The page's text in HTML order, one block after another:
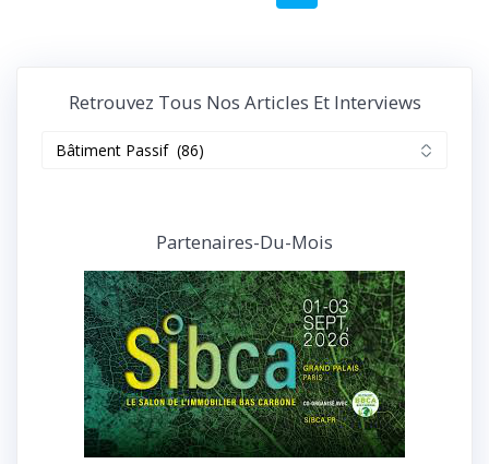
des
articles
Retrouvez Tous Nos Articles Et Interviews
interviews
Partenaires-Du-Mois